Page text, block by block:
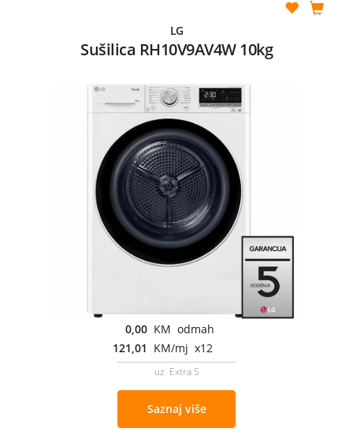
LG
Sušilica RH10V9AV4W 10kg
0,00 KM odmah
121,01 KM/mj x12
uz Extra S
Saznaj više